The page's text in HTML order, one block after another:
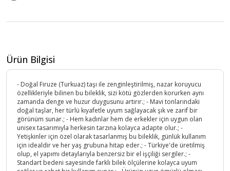
Ürün Bilgisi
- Doğal Firuze (Turkuaz) taşı ile zenginleştirilmiş, nazar koruyucu
özellikleriyle bilinen bu bileklik, sizi kötü gözlerden korurken aynı
zamanda denge ve huzur duygusunu artırır.; - Mavi tonlarındaki
doğal taşlar, her türlü kıyafetle uyum sağlayacak şık ve zarif bir
görünüm sunar.; - Hem kadınlar hem de erkekler için uygun olan
unisex tasarımıyla herkesin tarzına kolayca adapte olur.; -
Yetişkinler için özel olarak tasarlanmış bu bileklik, günlük kullanım
için idealdir ve her yaş grubuna hitap eder.; - Türkiye'de üretilmiş
olup, el yapımı detaylarıyla benzersiz bir el işçiliği sergiler.; -
Standart bedeni sayesinde farklı bilek ölçülerine kolayca uyum